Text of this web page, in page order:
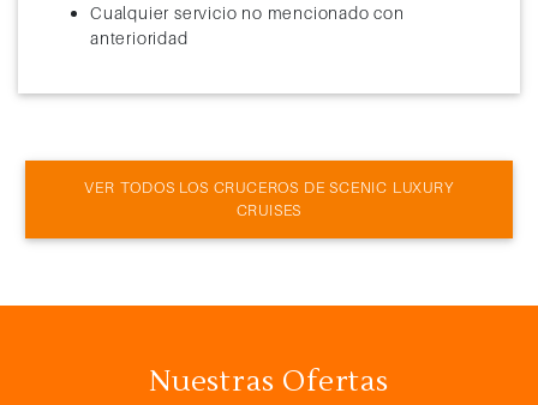
Cualquier servicio no mencionado con
anterioridad
VER TODOS LOS CRUCEROS DE SCENIC LUXURY
CRUISES
Nuestras Ofertas